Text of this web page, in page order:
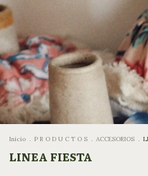
Inicio . P R O D U C T O S . ACCESORIOS .
LINEA FIESTA